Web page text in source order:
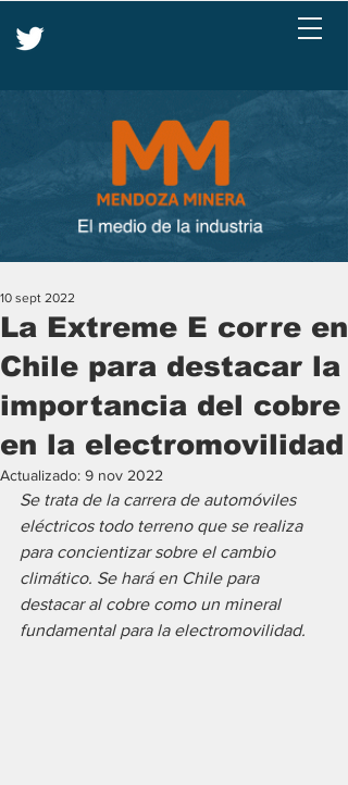
La Extreme E corre en
Chile para destacar la
importancia del cobre
en la electromovilidad
10 sept 2022
Actualizado: 9 nov 2022
Se trata de la carrera de automóviles
eléctricos todo terreno que se realiza
para concientizar sobre el cambio
climático. Se hará en Chile para
destacar al cobre como un mineral
fundamental para la electromovilidad.